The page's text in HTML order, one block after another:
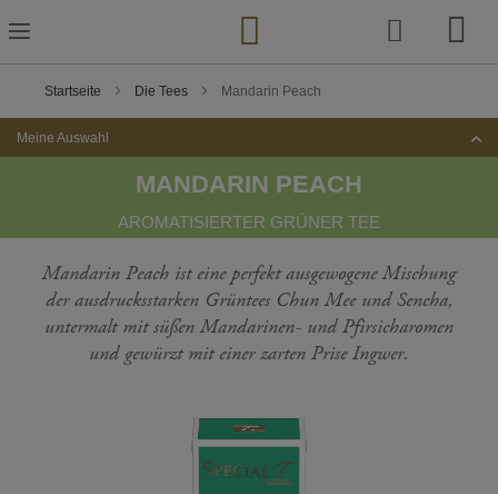
Inhalt
springen
Startseite Die Tees Mandarin Peach
Meine Auswahl
MANDARIN PEACH
AROMATISIERTER GRÜNER TEE
Mandarin Peach ist eine perfekt ausgewogene Mischung
der ausdrucksstarken Grüntees Chun Mee und Sencha,
untermalt mit süßen Mandarinen- und Pfirsicharomen
und gewürzt mit einer zarten Prise Ingwer.